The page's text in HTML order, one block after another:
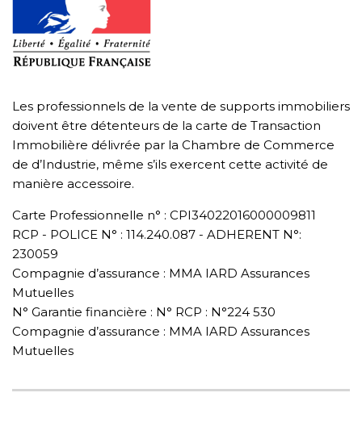
Les professionnels de la vente de supports immobiliers
doivent être détenteurs de la carte de Transaction
Immobilière délivrée par la Chambre de Commerce
de d’Industrie, même s’ils exercent cette activité de
manière accessoire.
Carte Professionnelle n° : CPI34022016000009811
RCP - POLICE N° : 114.240.087 - ADHERENT N°:
230059
Compagnie d’assurance : MMA IARD Assurances
Mutuelles
N° Garantie financière : N° RCP : N°224 530
Compagnie d’assurance : MMA IARD Assurances
Mutuelles